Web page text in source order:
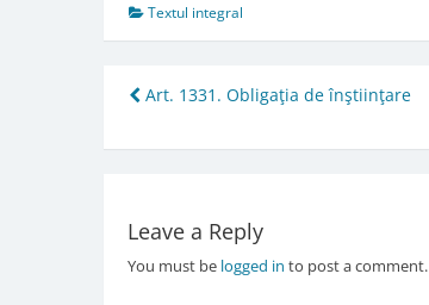
Textul integral
Post
navigation
Art. 1331. Obligaţia de înştiinţare
Leave a Reply
You must be logged in to post a comment.